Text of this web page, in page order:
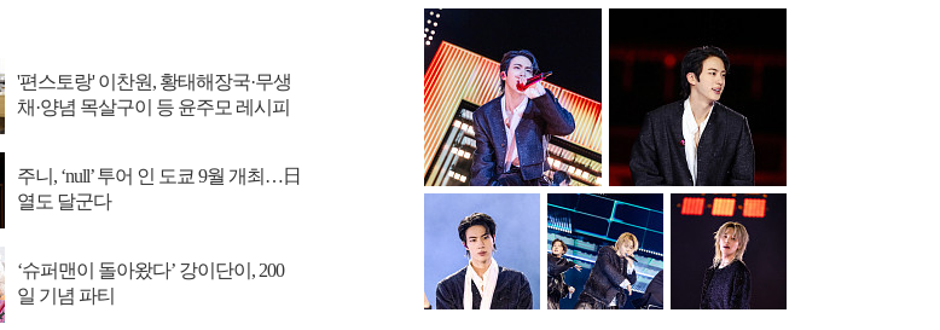
'편스토랑' 이찬원, 황태해장국·무생
채·양념 목살구이 등 윤주모 레시피
주니, ‘null’ 투어 인 도쿄 9월 개최…日
열도 달군다
‘슈퍼맨이 돌아왔다’ 강이단이, 200
일 기념 파티